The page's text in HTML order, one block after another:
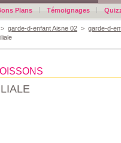
Plans Témoignages
> garde-d-enfant Aisne 02 > garde-d-